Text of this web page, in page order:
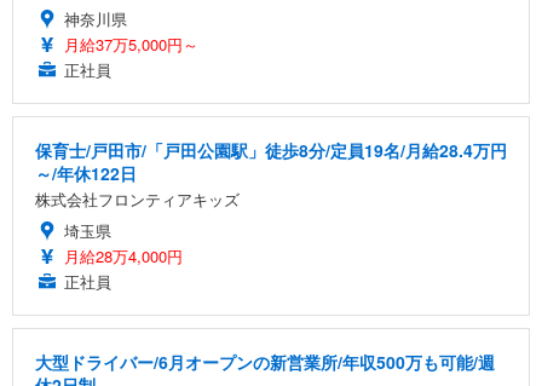
神奈川県
月給37万5,000円～
正社員
保育士/戸田市/「戸田公園駅」徒歩8分/定員19名/月給28.4万円
～/年休122日
株式会社フロンティアキッズ
埼玉県
月給28万4,000円
正社員
大型ドライバー/6月オープンの新営業所/年収500万も可能/週